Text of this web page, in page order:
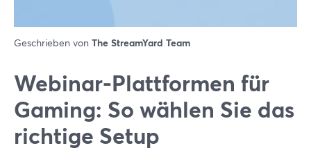
Geschrieben von The StreamYard Team
Webinar-Plattformen für
Gaming: So wählen Sie das
richtige Setup